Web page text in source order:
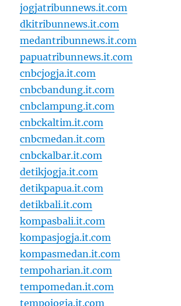
jogjatribunnews.it.com
dkitribunnews.it.com
medantribunnews.it.com
papuatribunnews.it.com
cnbcjogja.it.com
cnbcbandung.it.com
cnbclampung.it.com
cnbckaltim.it.com
cnbcmedan.it.com
cnbckalbar.it.com
detikjogja.it.com
detikpapua.it.com
detikbali.it.com
kompasbali.it.com
kompasjogja.it.com
kompasmedan.it.com
tempoharian.it.com
tempomedan.it.com
tempojogja.it.com